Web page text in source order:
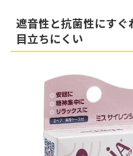
遮音性と抗菌性にす
目立ちにくい